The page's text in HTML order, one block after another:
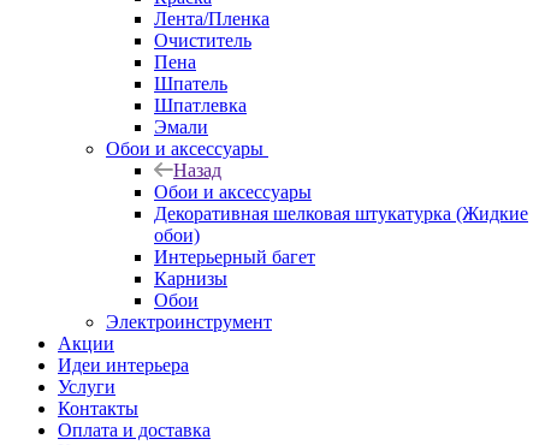
Лента/Пленка
Очиститель
Пена
Шпатель
Шпатлевка
Эмали
Обои и аксессуары
Назад
Обои и аксессуары
Декоративная шелковая штукатурка (Жидкие
обои)
Интерьерный багет
Карнизы
Обои
Электроинструмент
Акции
Идеи интерьера
Услуги
Контакты
Оплата и доставка